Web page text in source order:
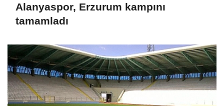
Alanyaspor, Erzurum kampını
tamamladı